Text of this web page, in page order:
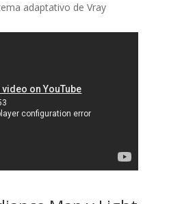
adaptativo de Vray